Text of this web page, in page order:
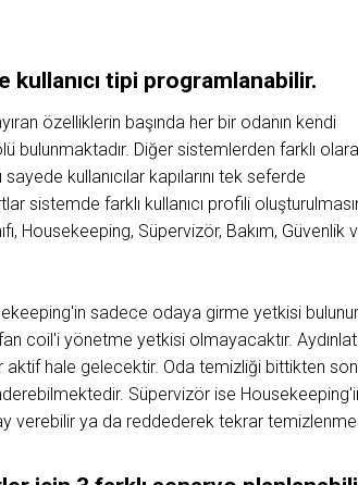
tipi programlanabilir.
özelliklerin başında her bir odanın kendi
bulunmaktadır. Diğer sistemlerden farklı
kullanıcılar kapılarını tek seferde
sistemde farklı kullanıcı profili
Housekeeping, Süpervizör, Bakım, Güvenlik
sadece odaya girme yetkisi
coil'i yönetme yetkisi olmayacaktır.
hale gelecektir. Oda temizliği bittikten
Süpervizör ise
verebilir ya da reddederek tekrar